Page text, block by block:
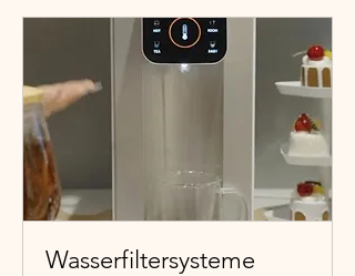
Wasserfiltersysteme